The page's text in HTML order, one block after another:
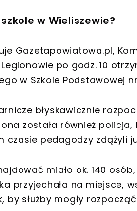
w Wieliszewie?
Gazetapowiatowa.pl,
po godz. 10
w Szkole Podstawowej
błyskawicznie
została również policja,
czasie pedagodzy zdążyli
miało ok. 140
przyjechała na miejsce,
by służby mogły